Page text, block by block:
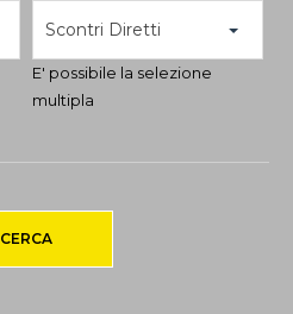
Scontri Diretti
E' possibile la selezione
multipla
CERCA